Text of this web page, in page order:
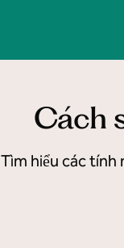
Cách
Tìm hiểu các tính